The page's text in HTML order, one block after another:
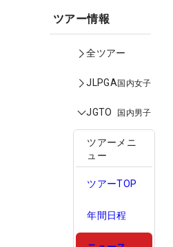
ツアー情報
全ツアー
JLPGA国内女子
JGTO 国内男子
ツアーメニ
ュー
ツアーTOP
年間日程